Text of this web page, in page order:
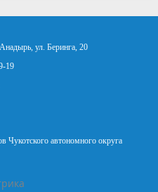
ул. Беринга, 20
19
Чукотского автономного округа